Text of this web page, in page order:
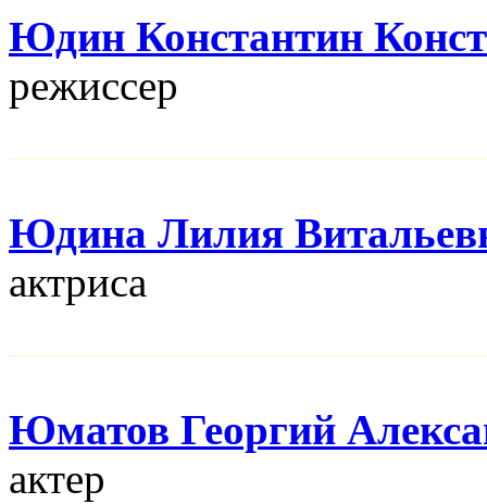
Юдин Константин
режисcер
Юдина Лилия
актриса
Юматов Георгий
актер